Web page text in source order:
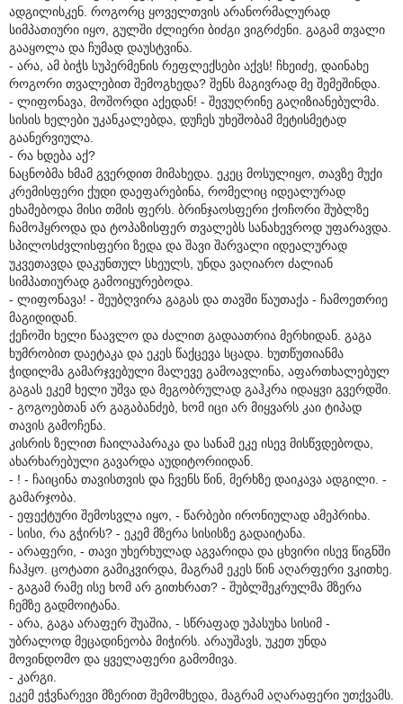
ადგილისკენ. როგორც ყოველთვის არანორმალურად
სიმპათიური იყო, გულში ძლიერი ბიძგი ვიგრძენი. გაგამ თვალი
გააყოლა და ჩუმად დაუსტვინა.
- არა, ამ ბიჭს სუპერმენის რეფლექსები აქვს! ჩხეიძე, დაინახე
როგორი თვალებით შემოგხედა? შენს მაგივრად მე შემეშინდა.
- ლიფონავა, მოშორდი აქედან! - შევუღრინე გაღიზიანებულმა.
სისის ხელები უკანკალებდა, დუჩეს უხეშობამ მეტისმეტად
გაანერვიულა.
- რა ხდება აქ?
ნაცნობმა ხმამ გვერდით მიმახედა. ეკეც მოსულიყო, თავზე მუქი
კრემისფერი ქუდი დაეფარებინა, რომელიც იდეალურად
ეხამებოდა მისი თმის ფერს. ბრინჯაოსფერი ქოჩორი შუბლზე
ჩამოჰყროდა და ტოპაზისფერ თვალებს სანახევროდ უფარავდა.
სპილოსძვლისფერი ზედა და შავი შარვალი იდეალურად
უკვეთავდა დაკუნთულ სხეულს, უნდა ვაღიარო ძალიან
სიმპათიურად გამოიყურებოდა.
- ლიფონავა! - შეუბღვირა გაგას და თავში წაუთაქა - ჩამოეთრიე
მაგიდიდან.
ქეჩოში ხელი წაავლო და ძალით გადაათრია მერხიდან. გაგა
ხუმრობით დაეტაკა და ეკეს წაქცევა სცადა. ხუთწუთიანმა
ჭიდილმა გამარჯვებული მალევე გამოავლინა, აფართხალებულ
გაგას ეკემ ხელი უშვა და მეგობრულად გაჰკრა იდაყვი გვერდში.
- გოგოებთან არ გაგაბანძებ, ხომ იცი არ მიყვარს კაი ტიპად
თავის გამოჩენა.
კისრის ზელით ჩაილაპარაკა და სანამ ეკე ისევ მისწვდებოდა,
ახარხარებული გავარდა აუდიტორიიდან.
- ! - ჩაიცინა თავისთვის და ჩვენს წინ, მერხზე დაიკავა ადგილი. -
გამარჯობა.
- ეფექტური შემოსვლა იყო, - წარბები ირონიულად ამეპრიხა.
- სისი, რა გჭირს? - ეკემ მზერა სისისზე გადაიტანა.
- არაფერი, - თავი უხერხულად აგვარიდა და ცხვირი ისევ წიგნში
ჩაჰყო. ცოტათი გამიკვირდა, მაგრამ ეკეს წინ აღარფერი ვკითხე.
- გაგამ რამე ისე ხომ არ გითხრათ? - შუბლშეკრულმა მზერა
ჩემზე გადმოიტანა.
- არა, გაგა არაფერ შუაშია, - სწრაფად უპასუხა სისიმ -
უბრალოდ მეცადინეობა მიჭირს. არაუშავს, უკეთ უნდა
მოვინდომო და ყველაფერი გამომივა.
- კარგი.
ეკემ ეჭვნარევი მზერით შემომხედა, მაგრამ აღარაფერი უთქვამს.